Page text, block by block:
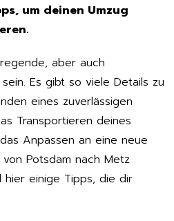
um deinen Umzug
aber auch
Es gibt so viele Details zu
eines zuverlässigen
Transportieren deines
Anpassen an eine neue
Potsdam nach Metz
hier einige Tipps, die dir